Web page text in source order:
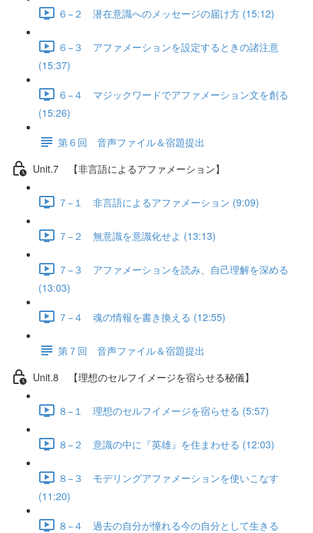
６−２ 潜在意識へのメッセージの届け方 (15:12)
６−３ アファメーションを設定するときの諸注意
(15:37)
６−４ マジックワードでアファメーション文を創る
(15:26)
第６回 音声ファイル＆宿題提出
Unit.7 【非言語によるアファメーション】
７−１ 非言語によるアファメーション (9:09)
７−２ 無意識を意識化せよ (13:13)
７−３ アファメーションを読み、自己理解を深める
(13:03)
７−４ 魂の情報を書き換える (12:55)
第７回 音声ファイル＆宿題提出
Unit.8 【理想のセルフイメージを宿らせる秘儀】
８−１ 理想のセルフイメージを宿らせる (5:57)
８−２ 意識の中に『英雄』を住まわせる (12:03)
８−３ モデリングアファメーションを使いこなす
(11:20)
８−４ 過去の自分が憧れる今の自分として生きる